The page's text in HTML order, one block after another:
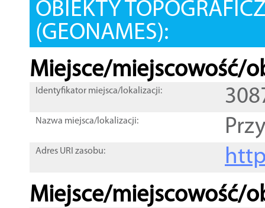
OBIEKTY
(GEONAMES):
Miejsce/miejscowość/
Identyfikator miejsca/lokalizacji:
Nazwa miejsca/lokalizacji:
Adres URI zasobu:
Miejsce/miejscowość/